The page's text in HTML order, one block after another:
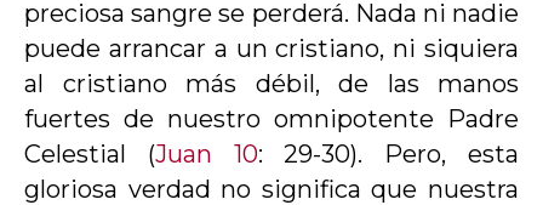
preciosa sangre se perderá. Nada ni nadie
puede arrancar a un cristiano, ni siquiera
al cristiano más débil, de las manos
fuertes de nuestro omnipotente Padre
Celestial (Juan 10: 29-30). Pero, esta
gloriosa verdad no significa que nuestra